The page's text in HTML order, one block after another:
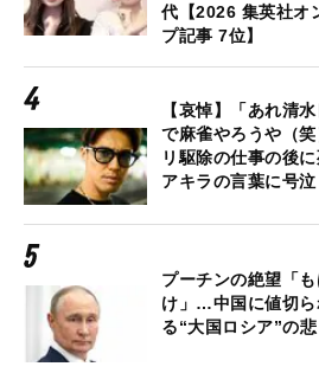
代【2026 集英社
プ記事 7位】
【哀悼】「あれ清
で麻雀やろうや（
リ駆除の仕事の後
アキラの言葉に号泣
プーチンの絶望「
け」…中国に値切ら
る“大国ロシア”の